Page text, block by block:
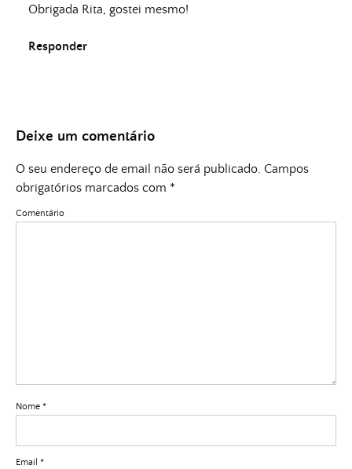
Obrigada Rita, gostei mesmo!
Responder
Deixe um comentário
O seu endereço de email não será publicado. Campos
obrigatórios marcados com *
Comentário
Nome *
Email *